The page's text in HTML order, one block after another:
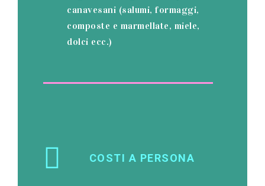
canavesani (salumi, formaggi,
composte e marmellate, miele,
dolci ecc.)
COSTI A PERSONA